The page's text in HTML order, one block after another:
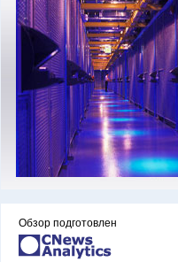
Обзор подготовлен